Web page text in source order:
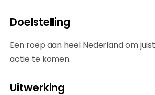
Doelstelling
Een roep aan heel Nederland om
actie te komen.
Uitwerking